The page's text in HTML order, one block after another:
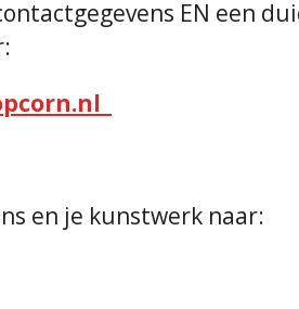
EN een
en je kunstwerk naar: